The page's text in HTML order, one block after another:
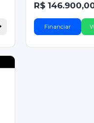
R$
Financiar